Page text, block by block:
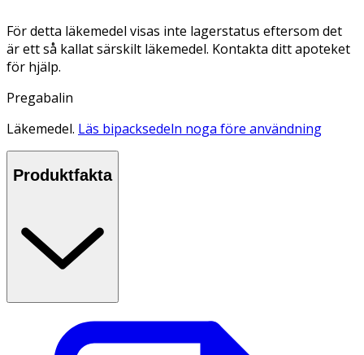
För detta läkemedel visas inte lagerstatus eftersom det
är ett så kallat särskilt läkemedel. Kontakta ditt apoteket
för hjälp.
Pregabalin
Läkemedel. Läs bipacksedeln noga före användning
Produktfakta